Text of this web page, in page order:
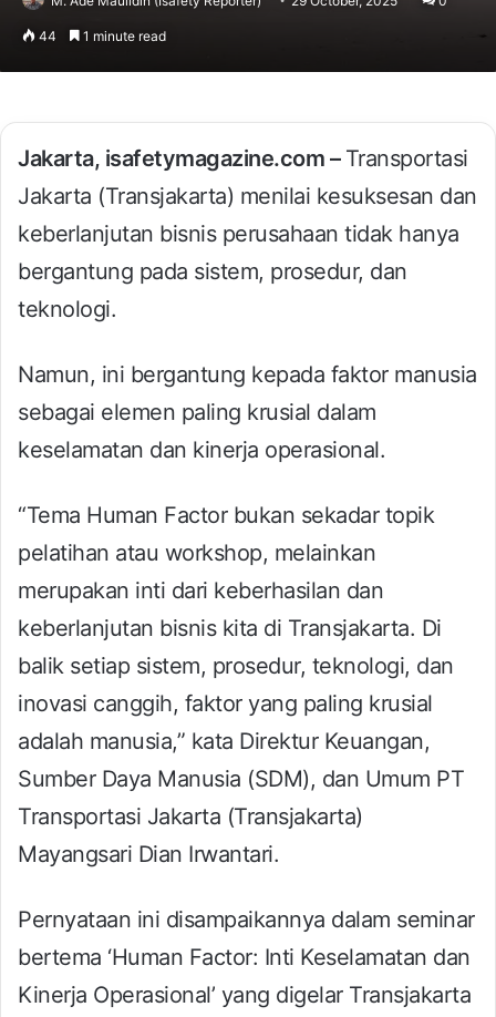
44 1 minute read
Jakarta, isafetymagazine.com – Transportasi
Jakarta (Transjakarta) menilai kesuksesan dan
keberlanjutan bisnis perusahaan tidak hanya
bergantung pada sistem, prosedur, dan
teknologi.
Namun, ini bergantung kepada faktor manusia
sebagai elemen paling krusial dalam
keselamatan dan kinerja operasional.
“Tema Human Factor bukan sekadar topik
pelatihan atau workshop, melainkan
merupakan inti dari keberhasilan dan
keberlanjutan bisnis kita di Transjakarta. Di
balik setiap sistem, prosedur, teknologi, dan
inovasi canggih, faktor yang paling krusial
adalah manusia,” kata Direktur Keuangan,
Sumber Daya Manusia (SDM), dan Umum PT
Transportasi Jakarta (Transjakarta)
Mayangsari Dian Irwantari.
Pernyataan ini disampaikannya dalam seminar
bertema ‘Human Factor: Inti Keselamatan dan
Kinerja Operasional’ yang digelar Transjakarta